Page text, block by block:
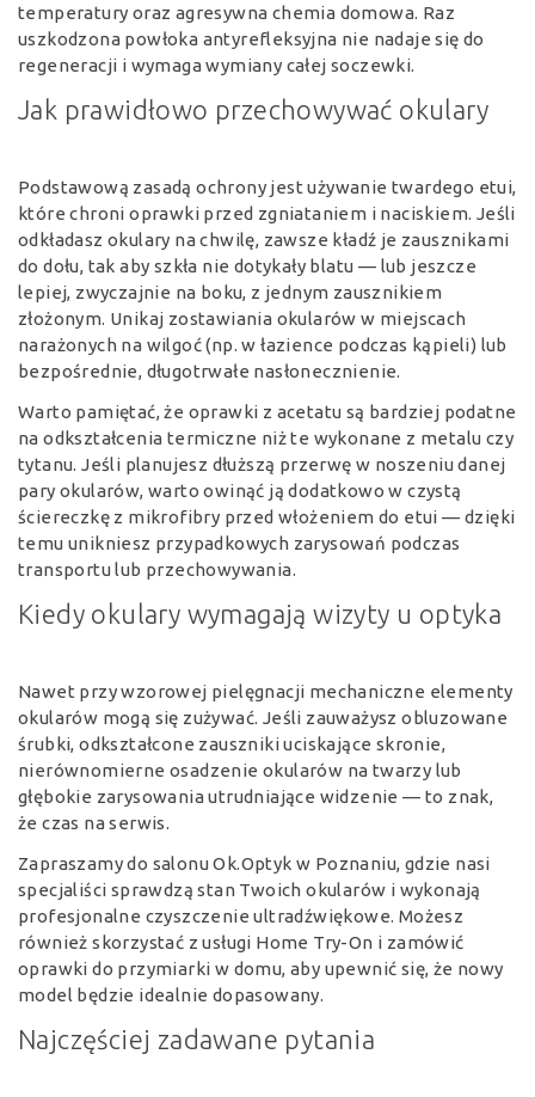
temperatury oraz agresywna chemia domowa. Raz
uszkodzona powłoka antyrefleksyjna nie nadaje się do
regeneracji i wymaga wymiany całej soczewki.
Jak prawidłowo przechowywać okulary
Podstawową zasadą ochrony jest używanie twardego etui,
które chroni oprawki przed zgniataniem i naciskiem. Jeśli
odkładasz okulary na chwilę, zawsze kładź je zausznikami
do dołu, tak aby szkła nie dotykały blatu — lub jeszcze
lepiej, zwyczajnie na boku, z jednym zausznikiem
złożonym. Unikaj zostawiania okularów w miejscach
narażonych na wilgoć (np. w łazience podczas kąpieli) lub
bezpośrednie, długotrwałe nasłonecznienie.
Warto pamiętać, że oprawki z acetatu są bardziej podatne
na odkształcenia termiczne niż te wykonane z metalu czy
tytanu. Jeśli planujesz dłuższą przerwę w noszeniu danej
pary okularów, warto owinąć ją dodatkowo w czystą
ściereczkę z mikrofibry przed włożeniem do etui — dzięki
temu unikniesz przypadkowych zarysowań podczas
transportu lub przechowywania.
Kiedy okulary wymagają wizyty u optyka
Nawet przy wzorowej pielęgnacji mechaniczne elementy
okularów mogą się zużywać. Jeśli zauważysz obluzowane
śrubki, odkształcone zauszniki uciskające skronie,
nierównomierne osadzenie okularów na twarzy lub
głębokie zarysowania utrudniające widzenie — to znak,
że czas na serwis.
Zapraszamy do salonu Ok.Optyk w Poznaniu, gdzie nasi
specjaliści sprawdzą stan Twoich okularów i wykonają
profesjonalne czyszczenie ultradźwiękowe. Możesz
również skorzystać z usługi Home Try-On i zamówić
oprawki do przymiarki w domu, aby upewnić się, że nowy
model będzie idealnie dopasowany.
Najczęściej zadawane pytania